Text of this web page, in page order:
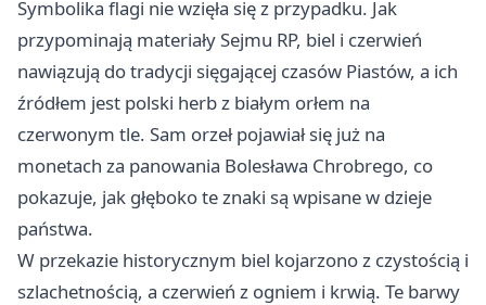
Symbolika flagi nie wzięła się z przypadku. Jak
przypominają materiały Sejmu RP, biel i czerwień
nawiązują do tradycji sięgającej czasów Piastów, a ich
źródłem jest polski herb z białym orłem na
czerwonym tle. Sam orzeł pojawiał się już na
monetach za panowania Bolesława Chrobrego, co
pokazuje, jak głęboko te znaki są wpisane w dzieje
państwa.
W przekazie historycznym biel kojarzono z czystością i
szlachetnością, a czerwień z ogniem i krwią. Te barwy